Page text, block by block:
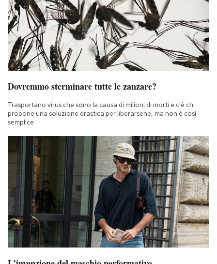
Dovremmo sterminare tutte le zanzare?
Trasportano virus che sono la causa di milioni di morti e c'è chi
propone una soluzione drastica per liberarsene, ma non è così
semplice